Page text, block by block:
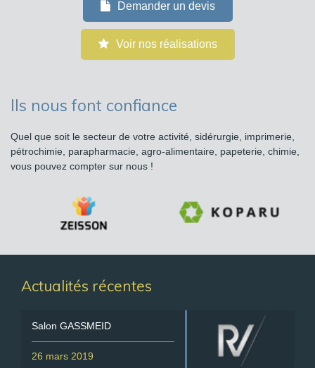
Demander un devis
Voir nos réalisations
Ils nous font confiance
Quel que soit le secteur de votre activité, sidérurgie, imprimerie,
pétrochimie, parapharmacie, agro-alimentaire, papeterie, chimie,
vous pouvez compter sur nous !
Actualités récentes
Salon GASSMEID
26 mars 2019